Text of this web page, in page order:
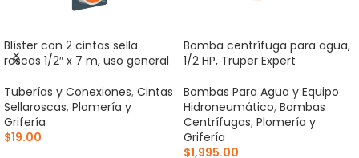
Blíster con 2 cintas sella
roscas 1/2″ x 7 m, uso general
Tuberías y Conexiones, Cintas
Sellaroscas, Plomería y
Grifería
$19.00
Bomba centrífuga para agua,
1/2 HP, Truper Expert
Bombas Para Agua y Equipo
Hidroneumático, Bombas
Centrífugas, Plomería y
Grifería
$1,995.00